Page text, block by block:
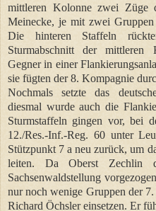
mittleren Kolonne zwei Züge
Meinecke, je mit zwei Gruppen
Die hinteren Staffeln
Sturmabschnitt der mittleren
Gegner in einer
sie fügten der 8. Kompagnie
Nochmals setzte das
diesmal wurde auch die
Sturmstaffeln gingen vor, bei
12./Res.-Inf.-Reg. 60 unter
Stützpunkt 7 a neu zurück, um
leiten. Da Oberst Zechlin
Sachsenwaldstellung
nur noch wenige Gruppen der
Richard Öchsler einsetzen. Er